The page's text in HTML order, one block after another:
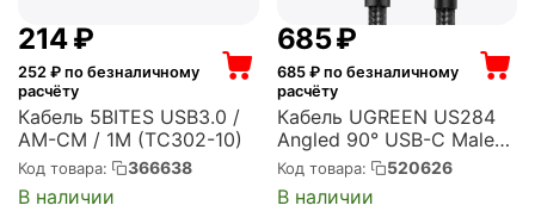
‍214‍₽
252 ₽ по безналичному
расчёту
Кабель 5BITES USB3.0 /
AM-CM / 1M (TC302-10)
Код товара: 366638
В наличии
‍685‍₽
685₽ по безналичному
расчёту
Кабель UGREEN US284
Angled 90° USB-C Male
to USB2.0 A Male 3A Data
Cable. Длина: 3м. Цвет:
серый космос (70255)
Код товара: 520626
В наличии